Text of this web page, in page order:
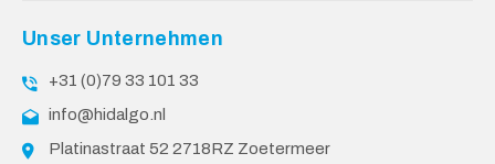
Unser Unternehmen
+31 (0)79 33 101 33
info@hidalgo.nl
Platinastraat 52 2718RZ Zoetermeer